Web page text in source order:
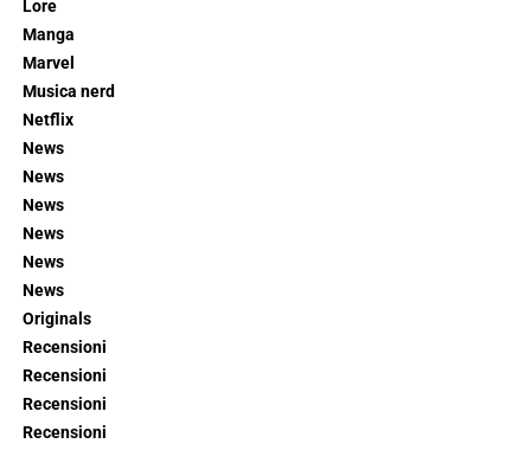
Lore
Manga
Marvel
Musica nerd
Netflix
News
News
News
News
News
News
Originals
Recensioni
Recensioni
Recensioni
Recensioni